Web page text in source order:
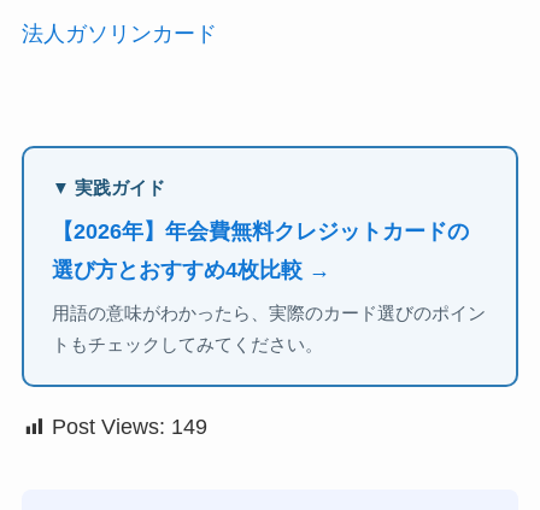
法人ガソリンカード
▼ 実践ガイド
【2026年】年会費無料クレジットカードの
選び方とおすすめ4枚比較 →
用語の意味がわかったら、実際のカード選びのポイン
トもチェックしてみてください。
Post Views: 149